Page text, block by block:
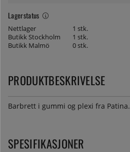
Lagerstatus
Nettlager
1 stk.
Butikk Stockholm
1 stk.
Butikk Malmö
0 stk.
PRODUKTBESKRIVELSE
Barbrett i gummi og plexi fra Patina.
SPESIFIKASJONER